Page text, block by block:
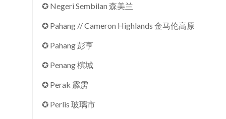
✪ Negeri Sembilan 森美兰
✪ Pahang // Cameron Highlands 金马伦高原
✪ Pahang 彭亨
✪ Penang 槟城
✪ Perak 霹雳
✪ Perlis 玻璃市